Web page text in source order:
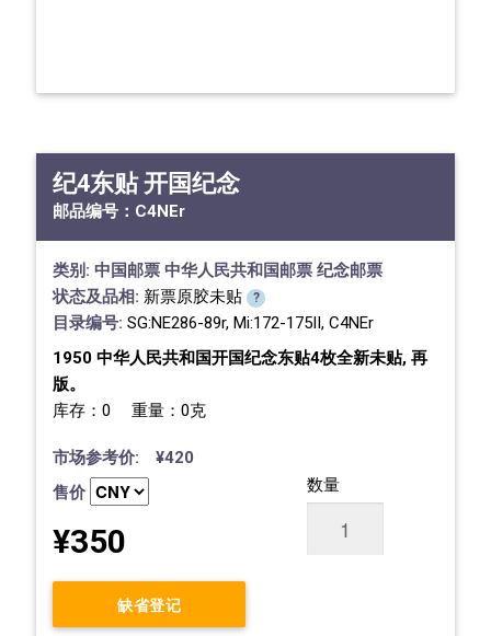
纪4东贴 开国纪念
邮品编号： C4NEr
类别: 中国邮票 中华人民共和国邮票 纪念邮票
状态及品相: 新票原胶未贴 ?
目录编号: SG:NE286-89r, Mi:172-175II, C4NEr
1950 中华人民共和国开国纪念东贴4枚全新未贴, 再
版。
库存：0 重量：0克
市场参考价: ¥420
售价
¥350
数量
缺省登记